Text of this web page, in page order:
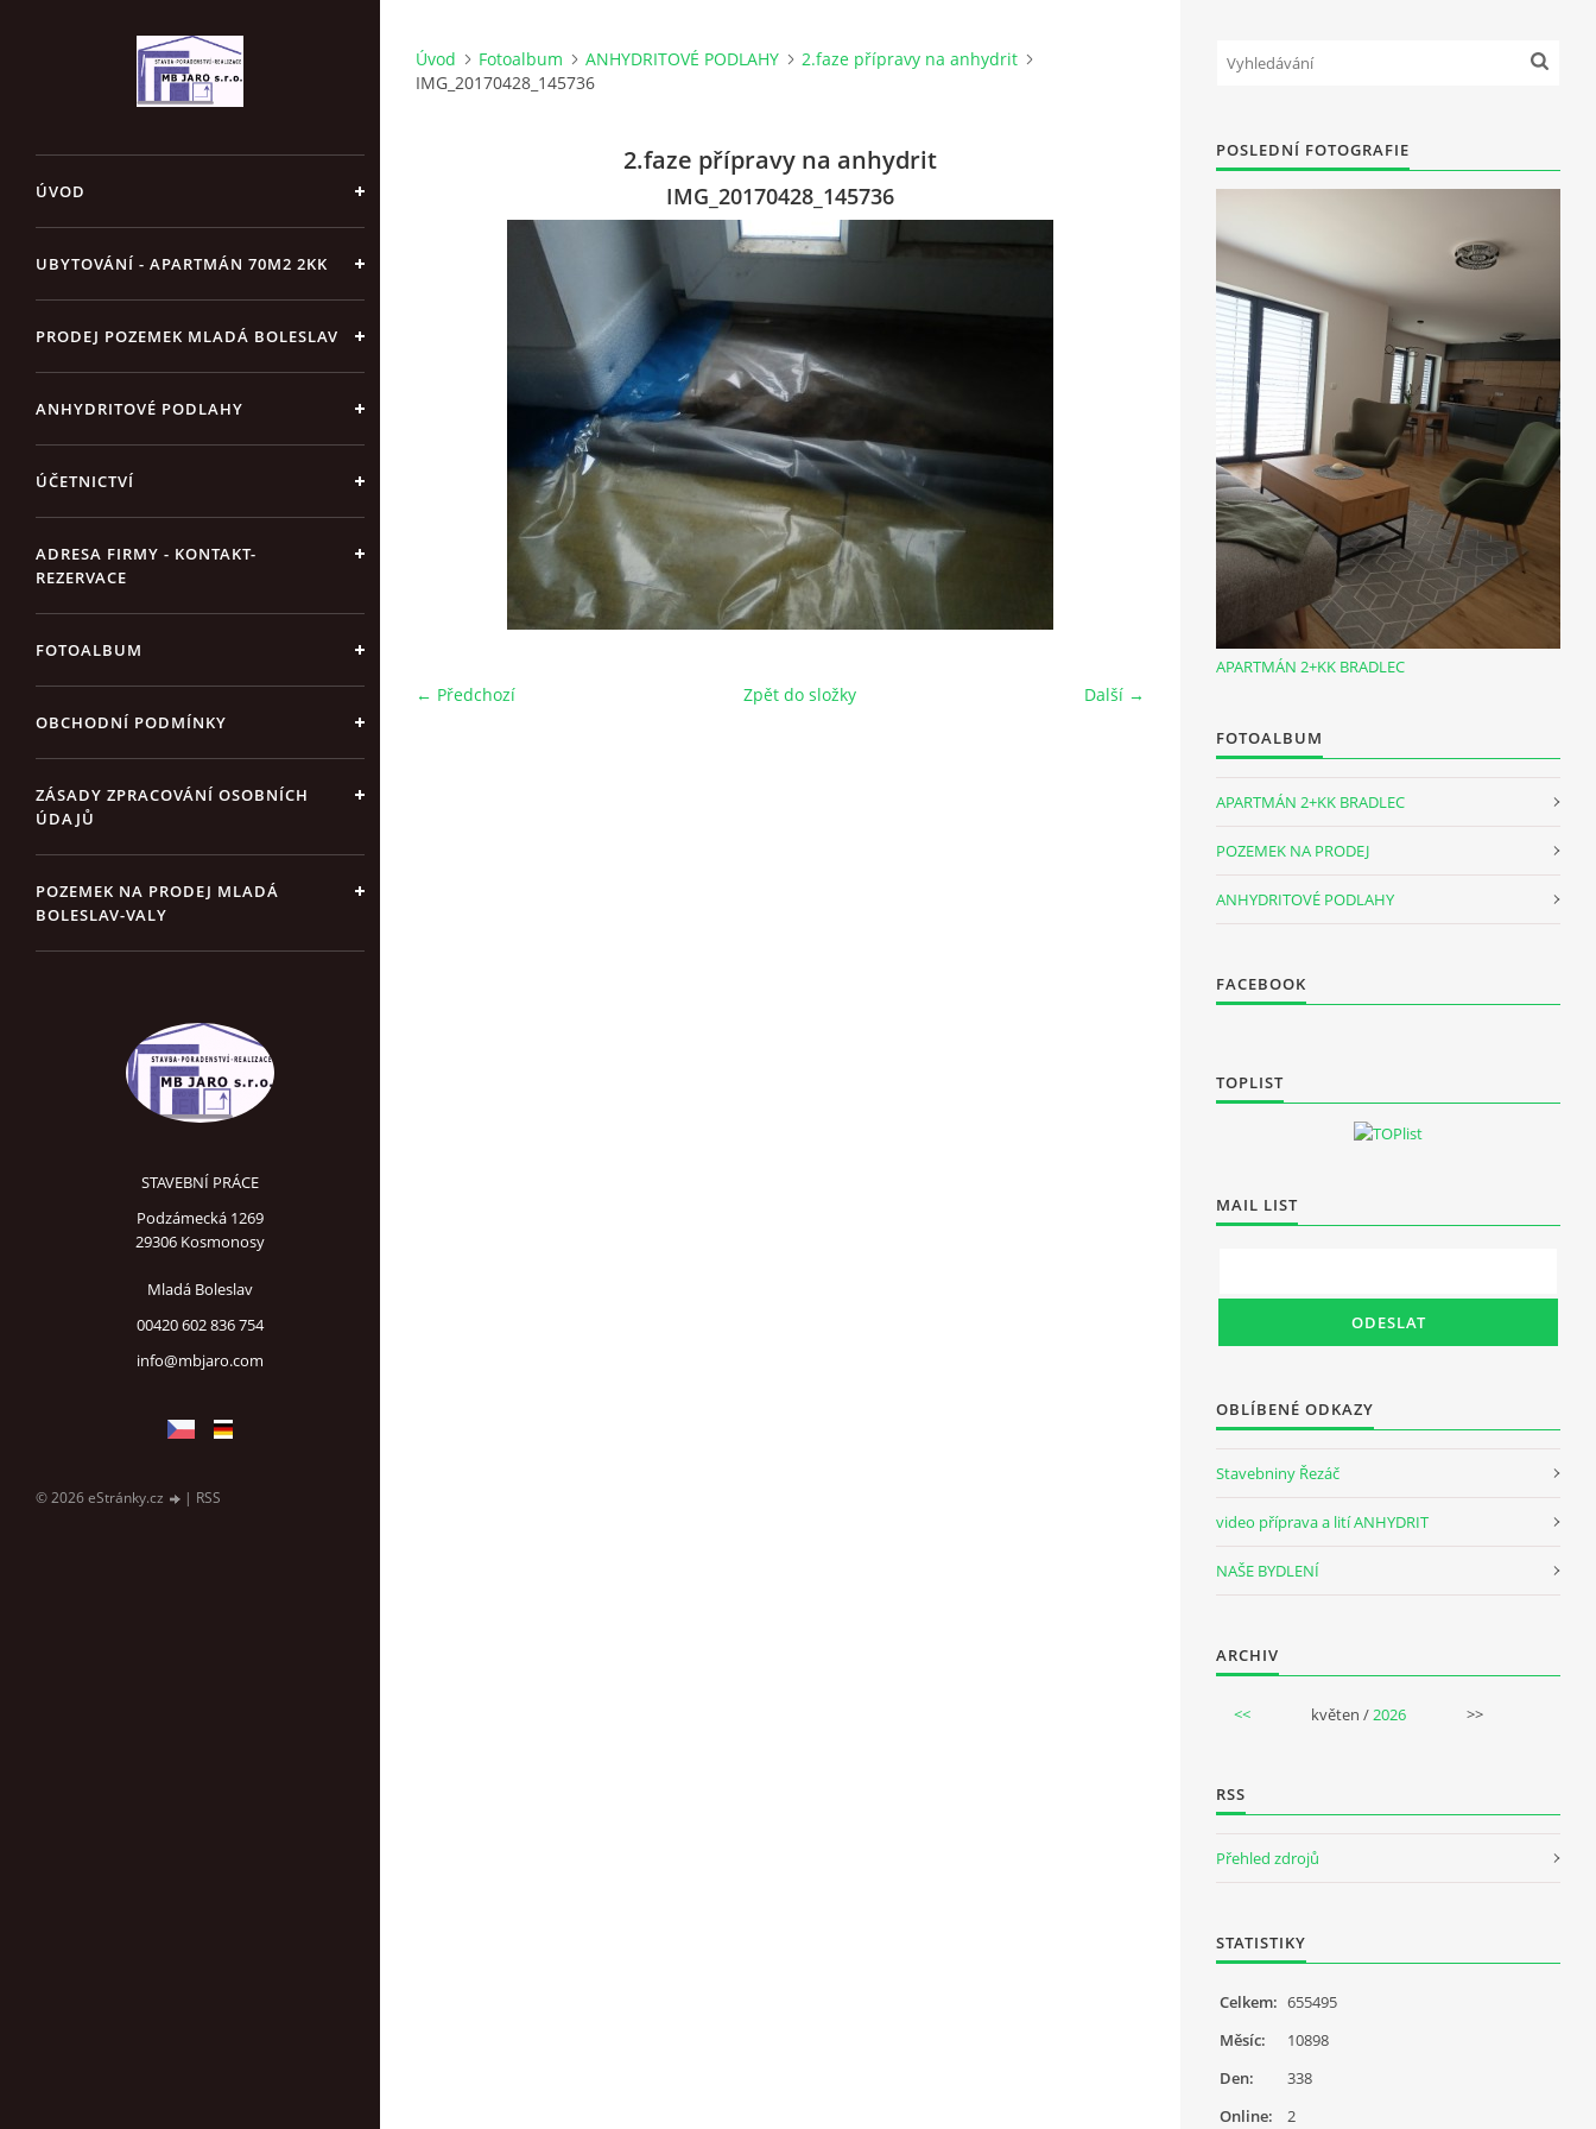
ÚVOD
UBYTOVÁNÍ - APARTMÁN 70M2 2KK
PRODEJ POZEMEK MLADÁ BOLESLAV
ANHYDRITOVÉ PODLAHY
ÚČETNICTVÍ
ADRESA FIRMY - KONTAKT-
REZERVACE
FOTOALBUM
OBCHODNÍ PODMÍNKY
ZÁSADY ZPRACOVÁNÍ OSOBNÍCH
ÚDAJŮ
POZEMEK NA PRODEJ MLADÁ
BOLESLAV-VALY
STAVEBNÍ PRÁCE
Podzámecká 1269
29306 Kosmonosy
Mladá Boleslav
00420 602 836 754
info@mbjaro.com
© 2026 eStránky.cz | RSS
Úvod Fotoalbum ANHYDRITOVÉ PODLAHY
2.faze přípravy na anhydrit
IMG_20170428_145736
2.faze přípravy na anhydrit
IMG_20170428_145736
← Předchozí Další →
Zpět do složky
POSLEDNÍ FOTOGRAFIE
APARTMÁN 2+KK BRADLEC
FOTOALBUM
APARTMÁN 2+KK BRADLEC
POZEMEK NA PRODEJ
ANHYDRITOVÉ PODLAHY
FACEBOOK
TOPLIST
MAIL LIST
OBLÍBENÉ ODKAZY
Stavebniny Řezáč
video příprava a lití ANHYDRIT
NAŠE BYDLENÍ
ARCHIV
<< květen /2026 >>
RSS
Přehled zdrojů
STATISTIKY
Online: 2
Celkem: 655495
Měsíc:
10898
Den:
338